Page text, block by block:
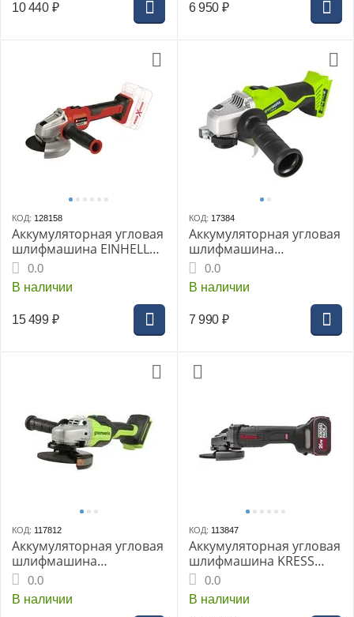
10 440 ₽ 6 950 ₽
КОД: 128158
Аккумуляторная угловая
шлифмашина EINHELL
PXC AXXIO 18/125 Q,
125мм, 1х4Ач Li-ion
0.0
В наличии
15 499 ₽
КОД: 17384
Аккумуляторная угловая
шлифмашина
GREENWORKS GD24AG,
125мм, бесщеточ. двиг.,
без АКБ и ЗУ
0.0
В наличии
7 990 ₽
КОД: 117812
Аккумуляторная угловая
шлифмашина
GREENWORKS GD24AG,
125мм, бесщеточ. двиг.,
1х2Ач., ЗУ
0.0
В наличии
КОД: 113847
Аккумуляторная угловая
шлифмашина KRESS
KU801 BL
0.0
В наличии